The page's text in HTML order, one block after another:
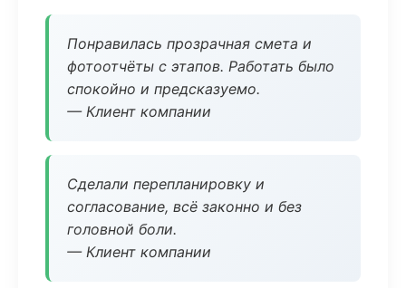
Понравилась прозрачная смета и
фотоотчёты с этапов. Работать было
спокойно и предсказуемо.
— Клиент компании
Сделали перепланировку и
согласование, всё законно и без
головной боли.
— Клиент компании